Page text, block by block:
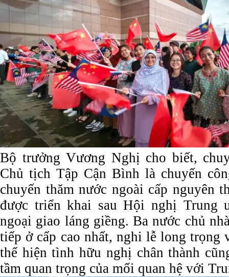
Bộ trưởng Vương Nghị cho biết,
Chủ tịch Tập Cận Bình là chuyến
chuyến thăm nước ngoài cấp nguyên
được triển khai sau Hội nghị Trung
ngoại giao láng giềng. Ba nước chủ
tiếp ở cấp cao nhất, nghi lễ long trọng
thể hiện tình hữu nghị chân thành
tầm quan trọng của mối quan hệ với